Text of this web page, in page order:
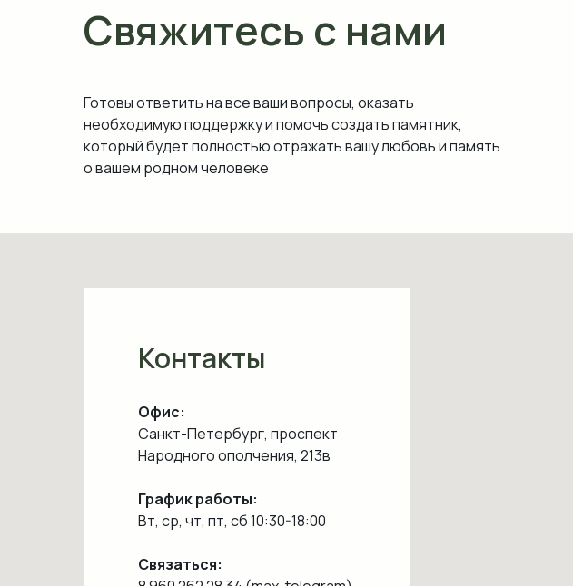
Свяжитесь с нами
Готовы ответить на все ваши вопросы, оказать
необходимую поддержку и помочь создать памятник,
который будет полностью отражать вашу любовь и память
о вашем родном человеке
Контакты
Офис:
Санкт-Петербург, проспект
Народного ополчения, 213в
График работы:
Вт, ср, чт, пт, сб 10:30-18:00
Связаться: